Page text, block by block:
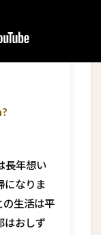
長年想い
になりま
の生活は平
はおしず